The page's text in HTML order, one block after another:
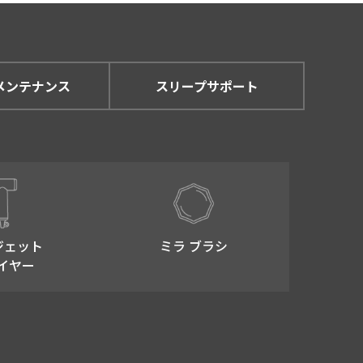
ンテナンス スリープサポート
ット
ヤー
ミラ ブラシ